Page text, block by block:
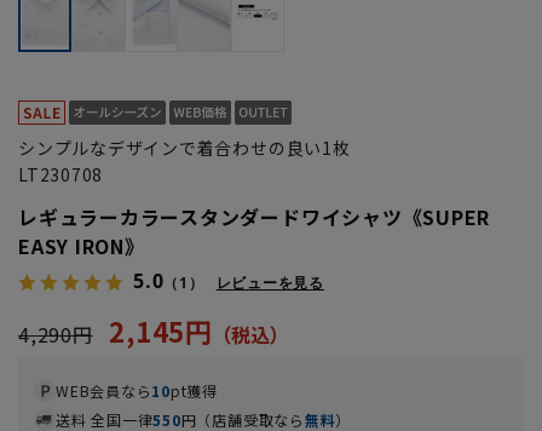
シンプルなデザインで着合わせの良い1枚
LT230708
レギュラーカラースタンダードワイシャツ《SUPER
EASY IRON》
5.0 （1） レビューを見る
4,290円 2,145円
WEB会員なら10pt獲得
送料 全国一律550円（店舗受取なら無料）